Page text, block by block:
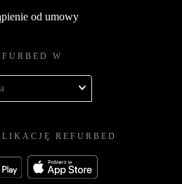
od umowy
W
REFURBED